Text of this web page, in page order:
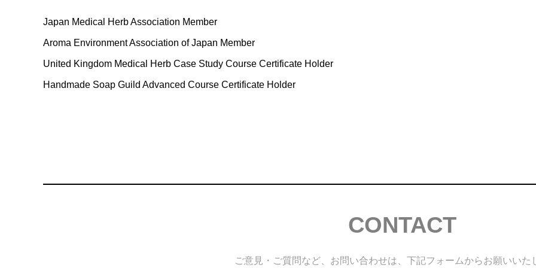
Japan Medical Herb Association Member
Aroma Environment Association of Japan Member
United Kingdom Medical Herb Case Study Course Certificate Holder
Handmade Soap Guild Advanced Course Certificate Holder
CONTACT
ご意見・ご質問など、お問い合わせは、下記フォームからお願いいた